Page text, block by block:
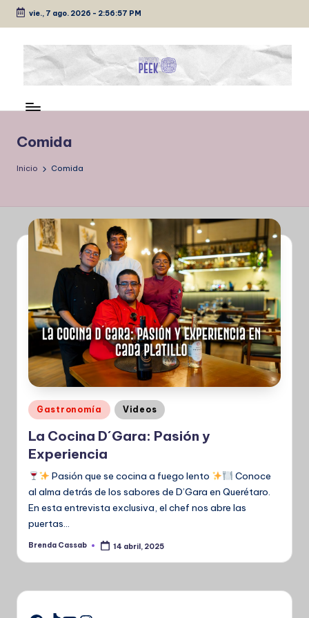
Saltar
contenido
vie., 7 ago. 2026 - 2:56:57 PM
E
K
de
Comida
Inicio Comida
Publicado
en
Gastronomía Videos
La Cocina D´Gara: Pasión y
Experiencia
Pasión que se cocina a fuego lento
Conoce
al alma detrás de los sabores de D’Gara en Querétaro.
En esta entrevista exclusiva, el chef nos abre las
puertas…
Publicado
Brenda Cassab 14 abril, 2025